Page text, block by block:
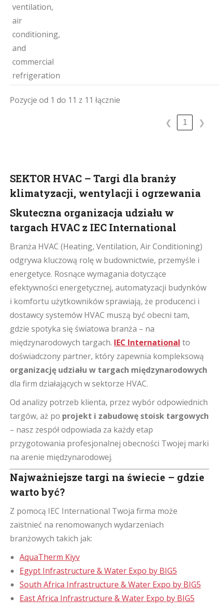
ventilation,
air
conditioning,
and
commercial
refrigeration
Pozycje od 1 do 11 z 11 łącznie
❮ 1 ❯
SEKTOR HVAC – Targi dla branży
klimatyzacji, wentylacji i ogrzewania
Skuteczna organizacja udziału w
targach HVAC z IEC International
Branża HVAC (Heating, Ventilation, Air Conditioning)
odgrywa kluczową rolę w budownictwie, przemyśle i
energetyce. Rosnące wymagania dotyczące
efektywności energetycznej, automatyzacji budynków
i komfortu użytkowników sprawiają, że producenci i
dostawcy systemów HVAC muszą być obecni tam,
gdzie spotyka się światowa branża – na
międzynarodowych targach. IEC International to
doświadczony partner, który zapewnia kompleksową
organizację udziału w targach międzynarodowych
dla firm działających w sektorze HVAC.
Od analizy potrzeb klienta, przez wybór odpowiednich
targów, aż po projekt i zabudowę stoisk targowych
– nasz zespół odpowiada za każdy etap
przygotowania profesjonalnej obecności Twojej marki
na arenie międzynarodowej.
Najważniejsze targi na świecie – gdzie
warto być?
Z pomocą IEC International Twoja firma może
zaistnieć na renomowanych wydarzeniach
branżowych takich jak:
AquaTherm Kiyv
Egypt Infrastructure & Water Expo by BIG5
South Africa Infrastructure & Water Expo by BIG5
East Africa Infrastructure & Water Expo by BIG5